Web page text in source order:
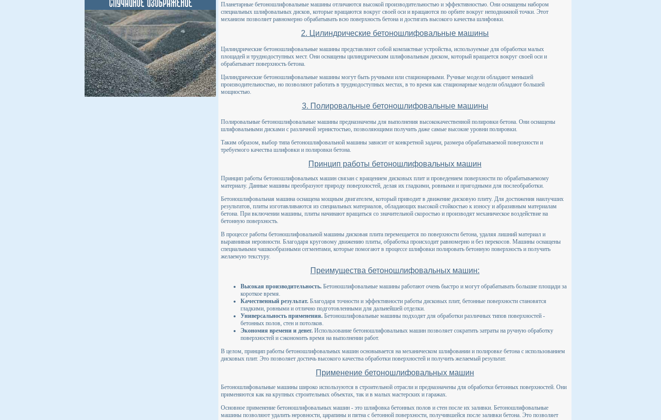
Планетарные бетоношлифовальные машины отличаются высокой производительностью и эффективностью. Они оснащены набором
специальных шлифовальных дисков, которые вращаются вокруг своей оси и вращаются по орбите вокруг неподвижной точки. Этот
механизм позволяет равномерно обрабатывать всю поверхность бетона и достигать высокого качества шлифовки.
2. Цилиндрические бетоношлифовальные машины
Цилиндрические бетоношлифовальные машины представляют собой компактные устройства, используемые для обработки малых
площадей и труднодоступных мест. Они оснащены цилиндрическим шлифовальным диском, который вращается вокруг своей оси и
обрабатывает поверхность бетона.
Цилиндрические бетоношлифовальные машины могут быть ручными или стационарными. Ручные модели обладают меньшей
производительностью, но позволяют работать в труднодоступных местах, в то время как стационарные модели обладают большей
мощностью.
3. Полировальные бетоношлифовальные машины
Полировальные бетоношлифовальные машины предназначены для выполнения высококачественной полировки бетона. Они оснащены
шлифовальными дисками с различной зернистостью, позволяющими получить даже самые высокие уровни полировки.
Таким образом, выбор типа бетоношлифовальной машины зависит от конкретной задачи, размера обрабатываемой поверхности и
требуемого качества шлифовки и полировки бетона.
Принцип работы бетоношлифовальных машин
Принцип работы бетоношлифовальных машин связан с вращением дисковых плит и проведением поверхности по обрабатываемому
материалу. Данные машины преобразуют природу поверхностей, делая их гладкими, ровными и пригодными для послеобработки.
Бетоношлифовальная машина оснащена мощным двигателем, который приводит в движение дисковую плиту. Для достижения наилучших
результатов, плиты изготавливаются из специальных материалов, обладающих высокой стойкостью к износу и абразивным материалам
бетона. При включении машины, плиты начинают вращаться со значительной скоростью и производят механическое воздействие на
бетонную поверхность.
В процессе работы бетоношлифовальной машины дисковая плита перемещается по поверхности бетона, удаляя лишний материал и
выравнивая неровности. Благодаря круговому движению плиты, обработка происходит равномерно и без перекосов. Машины оснащены
специальными чашкообразными сегментами, которые помогают в процессе шлифовки полировать бетонную поверхность и получить
желаемую текстуру.
Преимущества бетоношлифовальных машин:
Высокая производительность. Бетоношлифовальные машины работают очень быстро и могут обрабатывать большие площади за
короткое время.
Качественный результат. Благодаря точности и эффективности работы дисковых плит, бетонные поверхности становятся
гладкими, ровными и отлично подготовленными для дальнейшей отделки.
Универсальность применения. Бетоношлифовальные машины подходят для обработки различных типов поверхностей -
бетонных полов, стен и потолков.
Экономия времени и денег. Использование бетоношлифовальных машин позволяет сократить затраты на ручную обработку
поверхностей и сэкономить время на выполнении работ.
В целом, принцип работы бетоношлифовальных машин основывается на механическом шлифовании и полировке бетона с использованием
дисковых плит. Это позволяет достичь высокого качества обработки поверхностей и получить желаемый результат.
Применение бетоношлифовальных машин
Бетоношлифовальные машины широко используются в строительной отрасли и предназначены для обработки бетонных поверхностей. Они
применяются как на крупных строительных объектах, так и в малых мастерских и гаражах.
Основное применение бетоношлифовальных машин - это шлифовка бетонных полов и стен после их заливки. Бетоношлифовальные
машины позволяют удалить неровности, царапины и пятна с бетонной поверхности, получившейся после заливки бетона. Это позволяет